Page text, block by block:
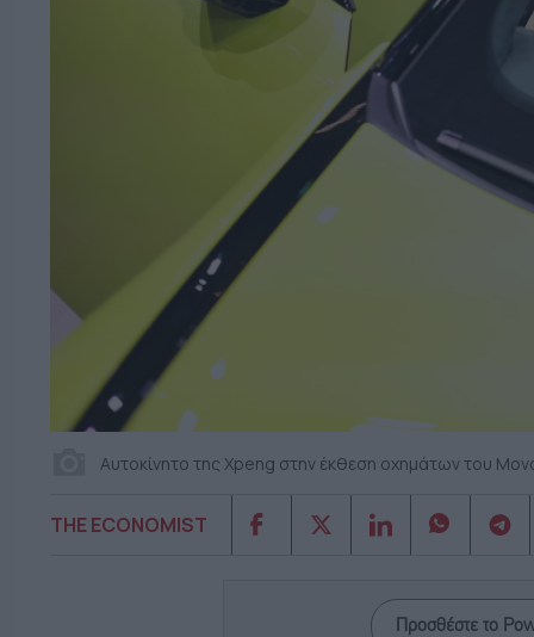
Αυτοκίνητο της Xpeng στην έκθεση οχημάτων του
THE ECONOMIST
Προσθέστε το